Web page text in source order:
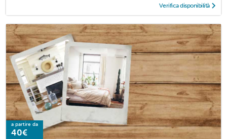
Verifica disponibilità
a partire da
40€